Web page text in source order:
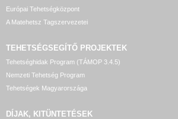
Európai Tehetségközpont
A Matehetsz Tagszervezetei
TEHETSÉGSEGÍTŐ PROJEKTEK
Tehetséghidak Program (TÁMOP 3.4.5)
Nemzeti Tehetség Program
Tehetségek Magyarországa
DÍJAK, KITÜNTETÉSEK